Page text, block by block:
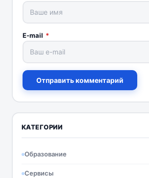
E-mail *
Отправить комментарий
КАТЕГОРИИ
Образование
Сервисы